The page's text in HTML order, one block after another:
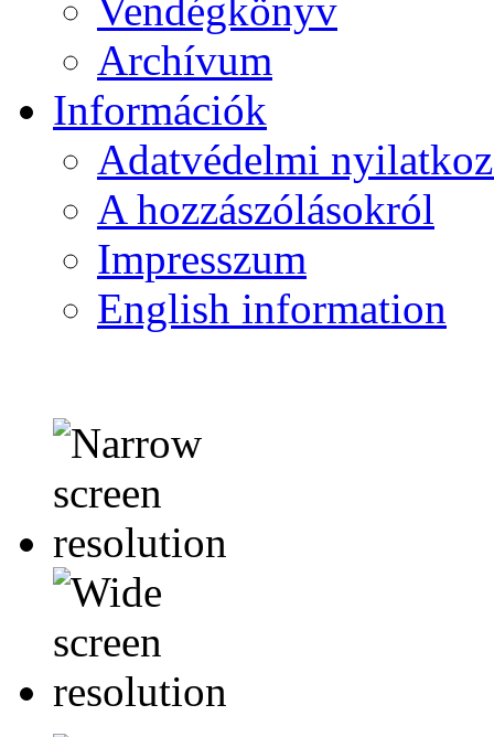
Vendégkönyv
Archívum
Információk
Adatvédelmi
A hozzászólásokról
Impresszum
English information